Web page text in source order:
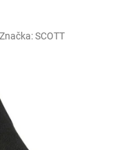
Značka:SCOTT